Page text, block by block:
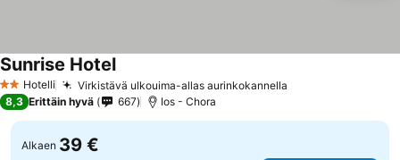
2 Tähtiluokitus
Hotelli Virkistävä ulkouima-allas aurinkokannella
Sunrise Hotel
8,3 Erittäin hyvä 667 Ios - Chora
Alkaen 39 €